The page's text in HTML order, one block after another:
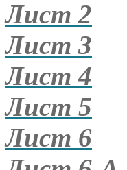
Лист 2
Лист 3
Лист 4
Лист 5
Лист 6